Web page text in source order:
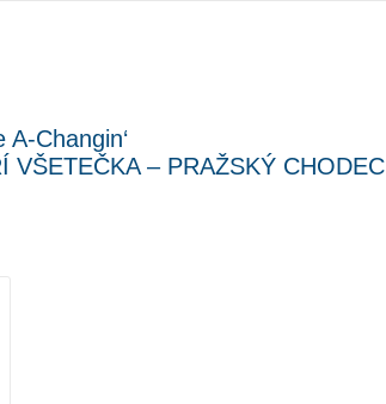
Changin‘
VŠETEČKA – PRAŽSKÝ CHODEC